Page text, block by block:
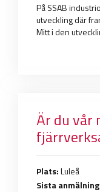
På SSAB
utveckling där
Mitt i den
Är du vår
Plats:Luleå
Sista